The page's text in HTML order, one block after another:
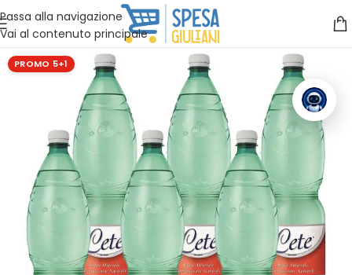
Passa alla navigazione
Vai al contenuto principale
Vuoi assistenza?Clicca qui e ti richiamiamo noi
PROMO 5+1